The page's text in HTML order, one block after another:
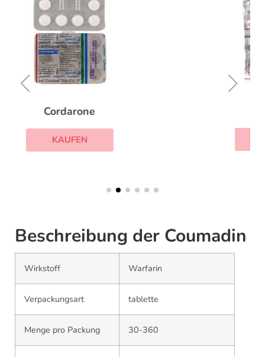
Beschreibung der Coumadin
Wirkstoff Warfarin
Verpackungsart tablette
Menge pro Packung 30-360